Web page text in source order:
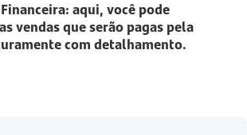
aqui, você pode
vendas que serão pagas pela
com detalhamento.